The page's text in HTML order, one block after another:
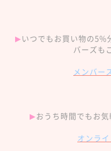
▶︎いつでもお買い物の5%
バーズも
メンバー
▶︎おうち時間でもお
オンラ